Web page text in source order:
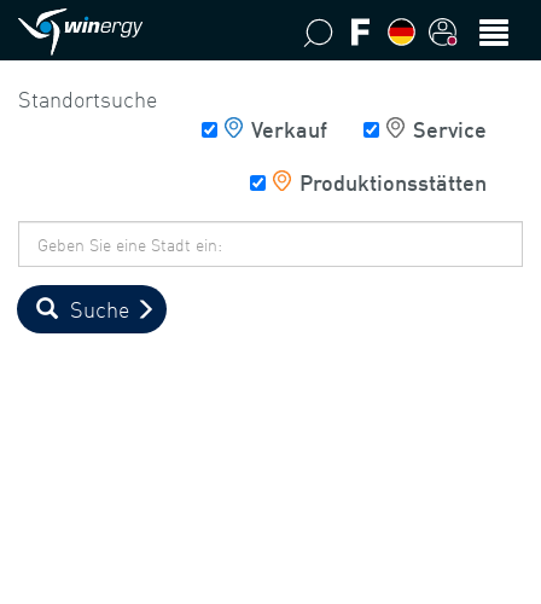
Standortsuche
Service
Verkauf
Produktionsstätten
Suche